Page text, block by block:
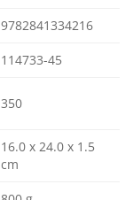
9782841334216
114733-45
350
16.0 x 24.0 x 1.5
cm